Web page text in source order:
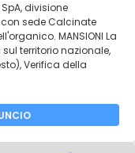
divisione
con sede Calcinate
MANSIONI La
territorio nazionale,
Verifica della